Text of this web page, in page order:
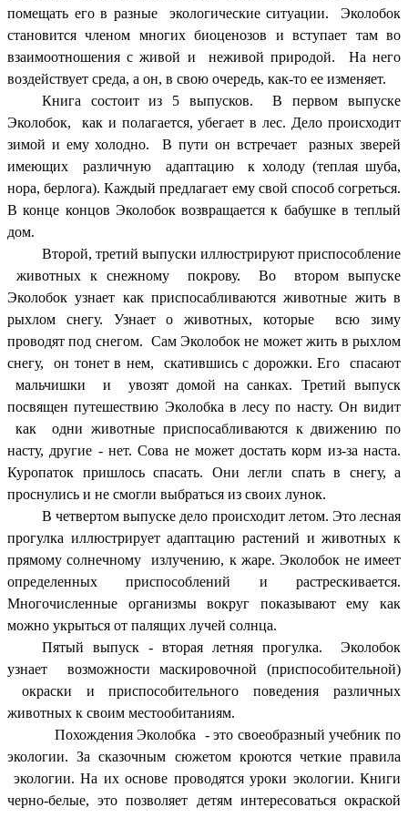
помещать его в разные экологические ситуации. Эколобок
становится членом многих биоценозов и вступает там во
взаимоотношения с живой и неживой природой. На него
воздействует среда, а он, в свою очередь, как-то ее изменяет.
Книга состоит из 5 выпусков. В первом выпуске
Эколобок, как и полагается, убегает в лес. Дело происходит
зимой и ему холодно. В пути он встречает разных зверей
имеющих различную адаптацию к холоду (теплая шуба,
нора, берлога). Каждый предлагает ему свой способ согреться.
В конце концов Эколобок возвращается к бабушке в теплый
дом.
Второй, третий выпуски иллюстрируют приспособление
животных к снежному покрову. Во втором выпуске
Эколобок узнает как приспосабливаются животные жить в
рыхлом снегу. Узнает о животных, которые всю зиму
проводят под снегом. Сам Эколобок не может жить в рыхлом
снегу, он тонет в нем, скатившись с дорожки. Его спасают
мальчишки и увозят домой на санках. Третий выпуск
посвящен путешествию Эколобка в лесу по насту. Он видит
как одни животные приспосабливаются к движению по
насту, другие - нет. Сова не может достать корм из-за наста.
Куропаток пришлось спасать. Они легли спать в снегу, а
проснулись и не смогли выбраться из своих лунок.
В четвертом выпуске дело происходит летом. Это лесная
прогулка иллюстрирует адаптацию растений и животных к
прямому солнечному излучению, к жаре. Эколобок не имеет
определенных приспособлений и растрескивается.
Многочисленные организмы вокруг показывают ему как
можно укрыться от палящих лучей солнца.
Пятый выпуск - вторая летняя прогулка. Эколобок
узнает возможности маскировочной (приспособительной)
окраски и приспособительного поведения различных
животных к своим местообитаниям.
Похождения Эколобка - это своеобразный учебник по
экологии. За сказочным сюжетом кроются четкие правила
экологии. На их основе проводятся уроки экологии. Книги
черно-белые, это позволяет детям интересоваться окраской